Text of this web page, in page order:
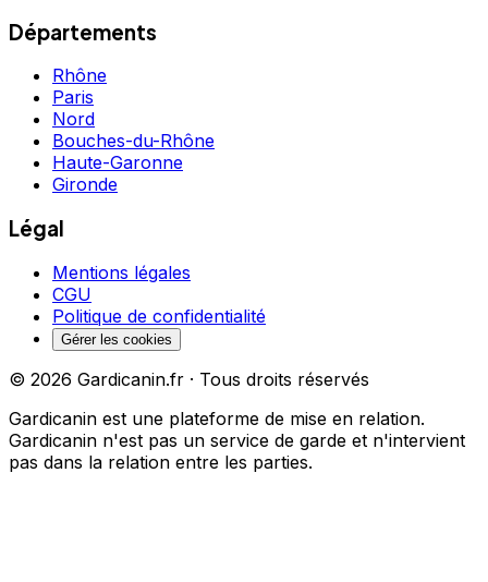
Départements
Rhône
Paris
Nord
Bouches-du-Rhône
Haute-Garonne
Gironde
Légal
Mentions légales
CGU
Politique de confidentialité
Gérer les cookies
© 2026 Gardicanin.fr · Tous droits réservés
Gardicanin est une plateforme de mise en relation.
Gardicanin n'est pas un service de garde et n'intervient
pas dans la relation entre les parties.